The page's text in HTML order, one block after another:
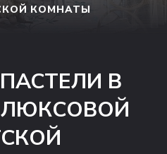
КОМНАТЫ
В